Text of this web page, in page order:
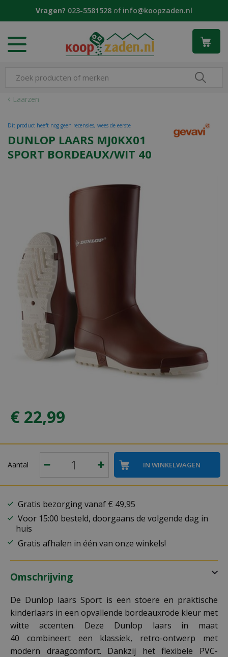
Laarzen
Vragen? 023-5581528 of info@koopzaden.nl
DUNLOP LAARS MJ0KX01
SPORT BORDEAUX/WIT 40
Dit product heeft nog geen recensies, wees de eerste
€ 22,99
Aantal
Gratis bezorging vanaf € 49,95
Voor 15:00 besteld, doorgaans de volgende dag in
huis
Gratis afhalen in één van onze winkels!
Omschrijving
De Dunlop laars Sport is een stoere en praktische
kinderlaars in een opvallende bordeauxrode kleur met
witte accenten. Deze Dunlop laars in maat
40 combineert een klassiek, retro-ontwerp met
modern draagcomfort. Dankzij het flexibele PVC-